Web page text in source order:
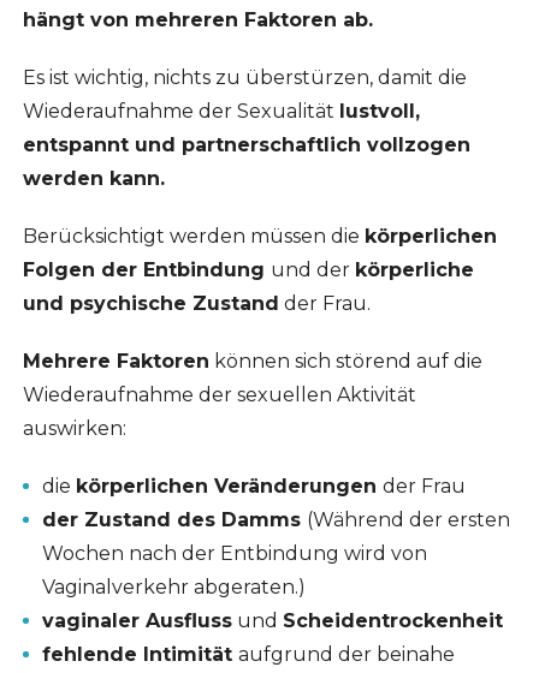
hängt von mehreren Faktoren ab.
Es ist wichtig, nichts zu überstürzen, damit die
Wiederaufnahme der Sexualität lustvoll,
entspannt und partnerschaftlich vollzogen
werden kann.
Berücksichtigt werden müssen die körperlichen
Folgen der Entbindung und der körperliche
und psychische Zustand der Frau.
Mehrere Faktoren können sich störend auf die
Wiederaufnahme der sexuellen Aktivität
auswirken:
die körperlichen Veränderungen der Frau
der Zustand des Damms (Während der ersten
Wochen nach der Entbindung wird von
Vaginalverkehr abgeraten.)
vaginaler Ausflussund Scheidentrockenheit
fehlende Intimität aufgrund der beinahe